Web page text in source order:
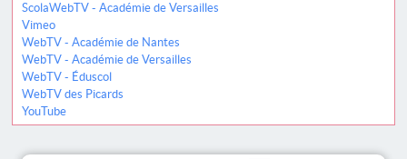
ScolaWebTV - Académie de Versailles
Vimeo
WebTV - Académie de Nantes
WebTV - Académie de Versailles
WebTV - Éduscol
WebTV des Picards
YouTube